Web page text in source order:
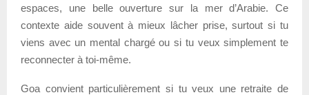
espaces, une belle ouverture sur la mer d’Arabie. Ce
contexte aide souvent à mieux lâcher prise, surtout si tu
viens avec un mental chargé ou si tu veux simplement te
reconnecter à toi-même.
Goa convient particulièrement si tu veux une retraite de